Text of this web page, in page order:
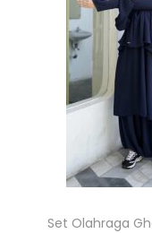
Set Olahraga